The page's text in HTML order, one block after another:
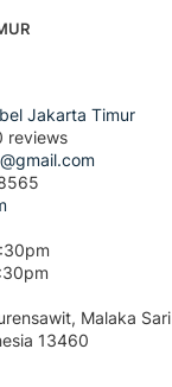
reviews
Malaka Sari
13460